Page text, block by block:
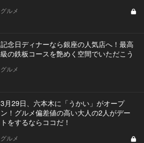
グルメ
記念日ディナーなら銀座の人気店へ！最高
級の鉄板コースを艶めく空間でいただこう
グルメ
3月29日、六本木に「うかい」がオープ
ン！グルメ偏差値の高い大人の2人がデー
トをするならココだ！
グルメ